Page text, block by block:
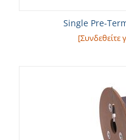
Single Pre-
[Συνδεθείτε